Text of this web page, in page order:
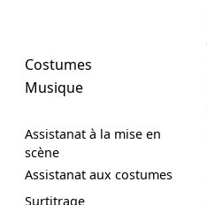
Costumes
Musique
Assistanat à la mise en
scène
Assistanat aux costumes
Surtitrage